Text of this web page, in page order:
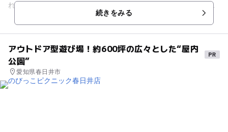
れで楽しめます。サイクリングロードもあり、自転車の貸し出
しも無料でしてくれます。ご...続きをみる
アウトドア型遊び場！約600坪の広々とした“屋内
公園”
愛知県春日井市